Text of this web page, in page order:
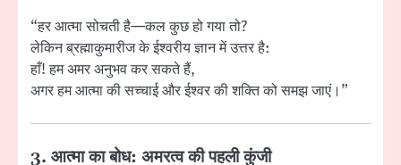
“हर आत्मा सोचती है—कल कुछ हो गया तो?
लेकिन ब्रह्माकुमारीज के ईश्वरीय ज्ञान में उत्तर है:
हाँ! हम अमर अनुभव कर सकते हैं,
अगर हम आत्मा की सच्चाई और ईश्वर की शक्ति को समझ जाएं।”
3. आत्मा का बोध: अमरत्व की पहली कुंजी